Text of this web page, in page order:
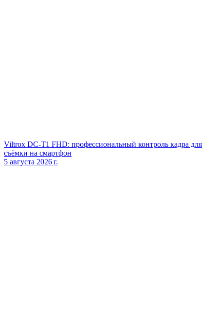
Viltrox DC‑T1 FHD: профессиональный контроль кадра для
съёмки на смартфон
5 августа 2026 г.